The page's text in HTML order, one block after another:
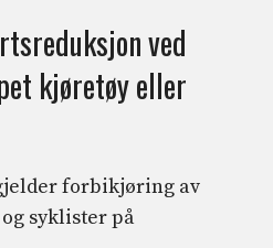
ved
kjøretøy eller
forbikjøring av
syklister på